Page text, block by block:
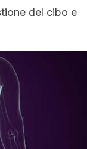
del cibo e